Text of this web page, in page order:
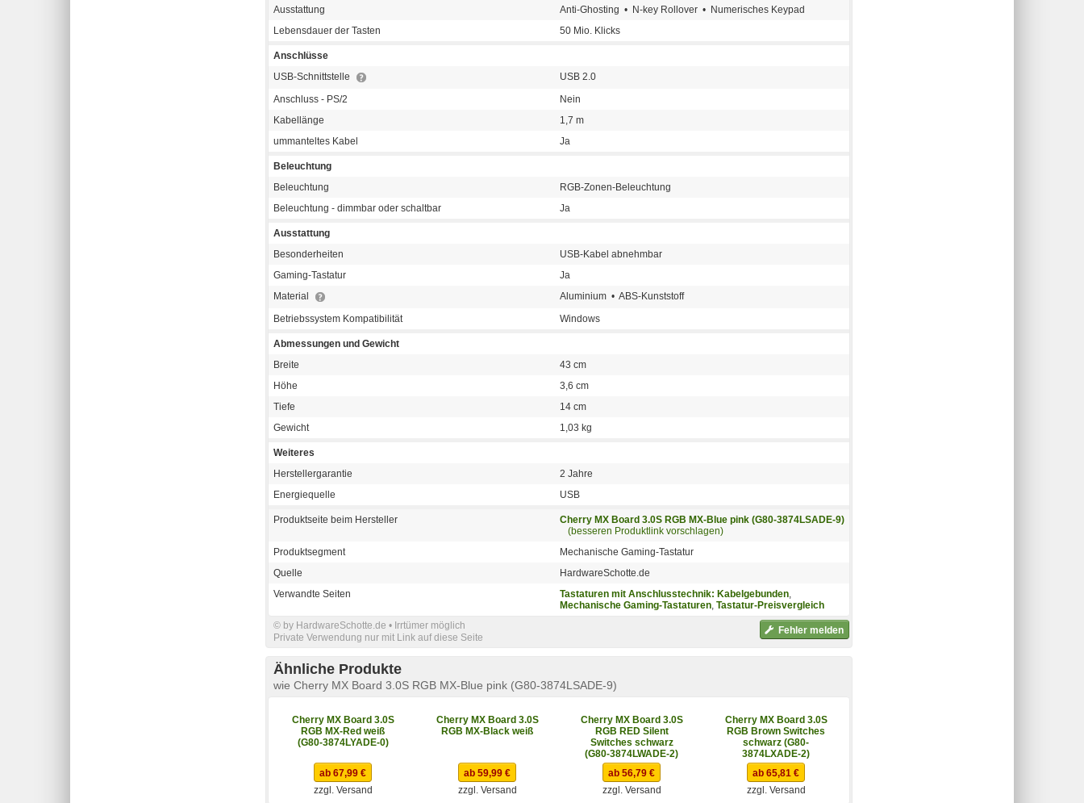
Ausstattung
Anti-Ghosting • N-key Rollover • Numerisches Keypad
Lebensdauer der Tasten
50 Mio. Klicks
Anschlüsse
USB-Schnittstelle
USB 2.0
Anschluss - PS/2
Nein
Kabellänge
1,7 m
ummanteltes Kabel
Ja
Beleuchtung
Beleuchtung
RGB-Zonen-Beleuchtung
Beleuchtung - dimmbar oder schaltbar
Ja
Ausstattung
Besonderheiten
USB-Kabel abnehmbar
Gaming-Tastatur
Ja
Material
Aluminium • ABS-Kunststoff
Betriebssystem Kompatibilität
Windows
Abmessungen und Gewicht
Breite
43 cm
Höhe
3,6 cm
Tiefe
14 cm
Gewicht
1,03 kg
Weiteres
Herstellergarantie
2 Jahre
Energiequelle
USB
Produktseite beim Hersteller
Cherry MX Board 3.0S RGB MX-Blue pink (G80-3874LSADE-9)
(besseren Produktlink vorschlagen)
Produktsegment
Mechanische Gaming-Tastatur
Quelle
HardwareSchotte.de
Verwandte Seiten
Tastaturen mit Anschlusstechnik: Kabelgebunden,
Mechanische Gaming-Tastaturen, Tastatur-Preisvergleich
Fehler melden
© by HardwareSchotte.de • Irrtümer möglich
Private Verwendung nur mit Link auf diese Seite
Ähnliche Produkte
wie Cherry MX Board 3.0S RGB MX-Blue pink (G80-3874LSADE-9)
Cherry MX Board 3.0S
RGB MX-Red weiß
(G80-3874LYADE-0)
Cherry MX Board 3.0S
RGB MX-Black weiß
Cherry MX Board 3.0S
RGB RED Silent
Switches schwarz
(G80-3874LWADE-2)
Cherry MX Board 3.0S
RGB Brown Switches
schwarz (G80-
3874LXADE-2)
ab 67,99 €
zzgl. Versand
ab 59,99 €
zzgl. Versand
ab 56,79 €
zzgl. Versand
ab 65,81 €
zzgl. Versand